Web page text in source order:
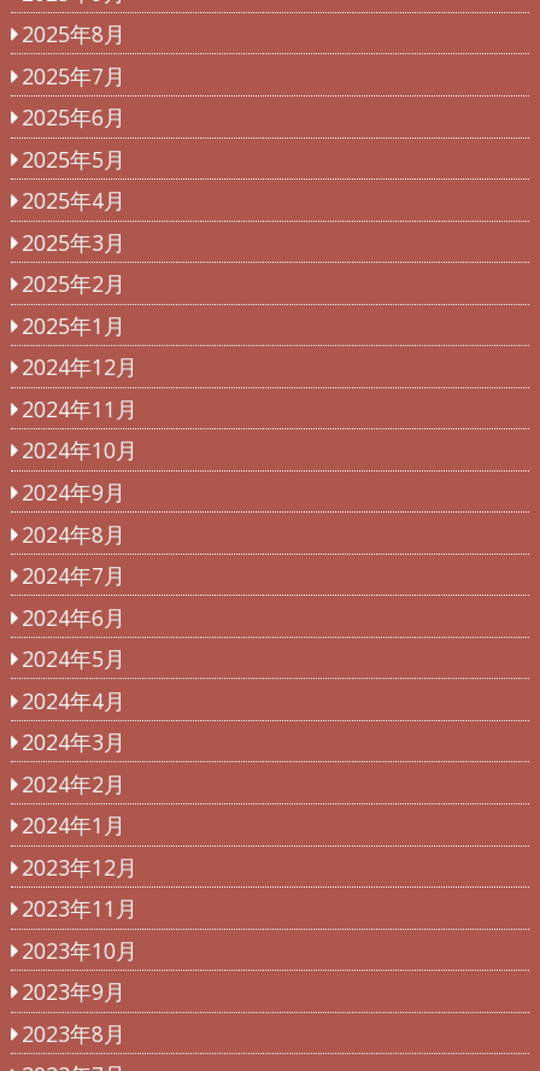
2025年8月
2025年7月
2025年6月
2025年5月
2025年4月
2025年3月
2025年2月
2025年1月
2024年12月
2024年11月
2024年10月
2024年9月
2024年8月
2024年7月
2024年6月
2024年5月
2024年4月
2024年3月
2024年2月
2024年1月
2023年12月
2023年11月
2023年10月
2023年9月
2023年8月